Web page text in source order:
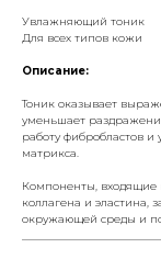
Увлажняющий тоник
Для всех типов кожи
Описание:
Тоник оказывает
уменьшает
работу фибробластов
матрикса.
Компоненты, входящие
коллагена и эластина,
окружающей среды и